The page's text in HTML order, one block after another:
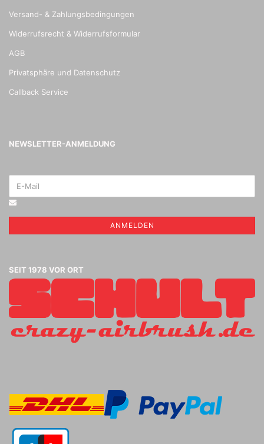
Versand- & Zahlungsbedingungen
Widerrufsrecht & Widerrufsformular
AGB
Privatsphäre und Datenschutz
Callback Service
NEWSLETTER-ANMELDUNG
ANMELDEN
SEIT 1978 VOR ORT